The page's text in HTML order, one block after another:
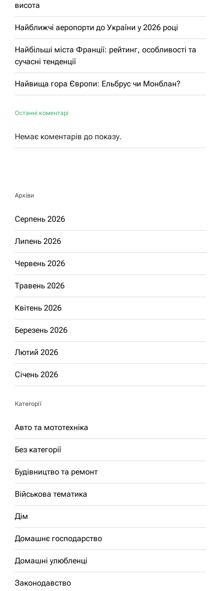
висота
Найближчі аеропорти до України у 2026 році
Найбільші міста Франції: рейтинг, особливості та
сучасні тенденції
Найвища гора Європи: Ельбрус чи Монблан?
Останні коментарі
Немає коментарів до показу.
Архіви
Серпень 2026
Липень 2026
Червень 2026
Травень 2026
Квітень 2026
Березень 2026
Лютий 2026
Січень 2026
Категорії
Авто та мототехніка
Без категорії
Будівництво та ремонт
Військова тематика
Дім
Домашнє господарство
Домашні улюбленці
Законодавство